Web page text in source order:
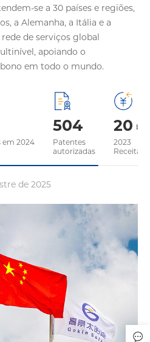
se a 30 países e regiões,
a Alemanha, a Itália e a
de serviços global
apoiando o
em todo o mundo.
em 2024
504
Patentes
autorizadas
20
2023
Receitas
de 2025